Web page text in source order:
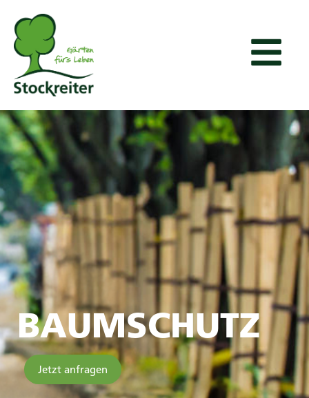
BAUMSCHUTZ
Jetzt anfragen